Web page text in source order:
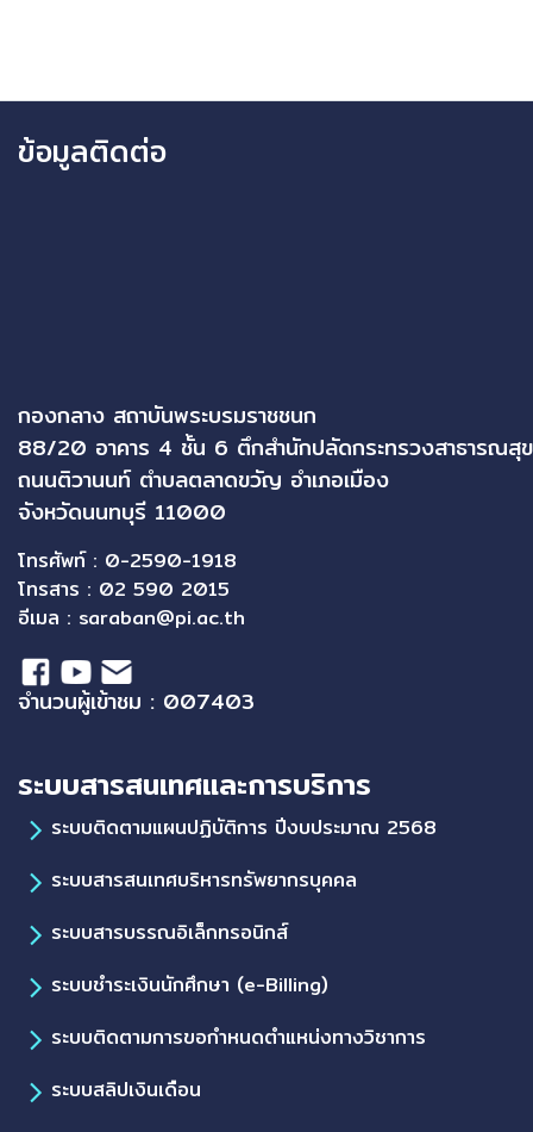
ข้อมูลติดต่อ
กองกลาง สถาบันพระบรมราชชนก
88/20 อาคาร 4 ชั้น 6 ตึกสำนักปลัดกระทรวงสาธารณสุข
ถนนติวานนท์ ตำบลตลาดขวัญ อำเภอเมือง
จังหวัดนนทบุรี 11000
โทรศัพท์ : 0-2590-1918
โทรสาร : 02 590 2015
อีเมล : saraban@pi.ac.th
จำนวนผู้เข้าชม : 007403
ระบบสารสนเทศและการบริการ
ระบบติดตามแผนปฏิบัติการ ปีงบประมาณ 2568
ระบบสารสนเทศบริหารทรัพยากรบุคคล
ระบบสารบรรณอิเล็กทรอนิกส์
ระบบชำระเงินนักศึกษา (e-Billing)
ระบบติดตามการขอกำหนดตำแหน่งทางวิชาการ
ระบบสลิปเงินเดือน